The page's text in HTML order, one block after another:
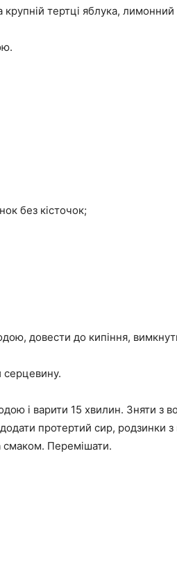
тертці яблука, лимонний
без кісточок;
довести до кипіння,
серцевину.
і варити 15 хвилин. Зняти з
протертий сир, родзинки з
смаком. Перемішати.